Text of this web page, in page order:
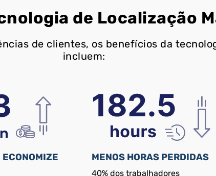
de Localização
de clientes, os benefícios da
incluem:
MENOS HORAS PERDIDAS
40% dos trabalhadores